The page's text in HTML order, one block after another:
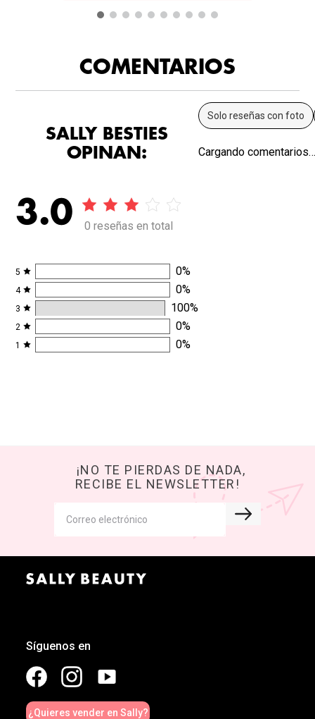
COMENTARIOS
SALLY BESTIES
OPINAN:
3.0 0 reseñas en total
5 0%
4 0%
3 100%
2 0%
1 0%
Solo reseñas con foto
Cargando
¡NO TE PIERDAS DE NADA,
RECIBE EL NEWSLETTER!
Síguenos en
¿Quieres vender en Sally?